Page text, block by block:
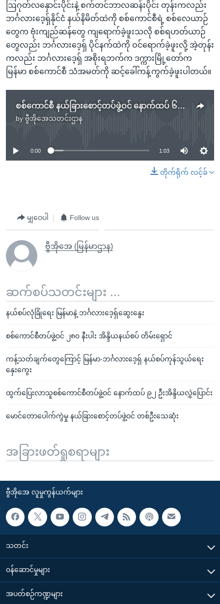
ဩဂုတ်လနှောင်းပိုင်းနဲ့ စက်တင်ဘာလဆန်းပိုင်း တုန်းကလည်း
ဘင်္ဂလားဒေ့ရှ်နိုင်ငံ နယ်နိမိတ်ထဲကို စစ်ကောင်စီရဲ့ စစ်လေယာဉ်
တွေက ဗုံးကျည်ဆန်တွေ ကျရောက်ခဲ့ဖူးသလို စစ်ရဟတ်ယာဉ်
တွေလည်း ဘင်္ဂလားဒေ့ရှ် ပိုင်နက်ထဲကို ဝင်ရောက်ခဲ့ဖူးလို့ အဲ့တုန်း
ကလည်း ဘင်္ဂလားဒေ့ရှ် အစိုးရဘက်က ဒက္ကားမြို့တော်က
မြန်မာ စစ်ကောင်စီ သံအမတ်ကို ဆင့်ခေါ်ကန့်ကွက်ခဲ့ဖူးပါတယ်။
စစ်ကောင်စီ နယ်ခြားစောင့်တပ်ဖွဲ့ဝင် နောက်ထပ် ၆၃ ဦး ဘင်္ဂလားဒေ့ရှ်နိုင်ငံဘက် ထွက်ပြေး
by ဗွီအိုအေသတင်းဌာန
No media source currently available
0:00 1:03
တိုက်ရိုက် လင့်ခ်
မျှဝေပါ Follow us
ဗွီအိုအေ (မြန်မာဌာန)
ဆက်စပ်သတင်းများ ...
နယ်စပ်လုံခြုံရေး မြန်မာနဲ့ ဘင်္ဂလားဒေ့ရှ်ဆွေးနွေး
စစ်ကောင်စီတပ်ဖွဲ့ဝင် ၂၈၀ နီးပါး အိန္ဒိယနယ်စပ် တိမ်းရှောင်
ကန့်သတ်ချက်တွေကြောင့် မြန်မာ-ဘင်္ဂလားဒေ့ရှ် နယ်စပ်ကုန်သွယ်ရေး
နှေးကွေး
ထွက်ပြေးလာသူစစ်ကောင်စီတပ်ဖွဲ့ဝင် နောက်ထပ် ၉၂ ဦးအိန္ဒိယလွှဲပြောင်း
မောင်တောပေါက်ကွဲမှု နယ်ခြားစောင့်တပ်ဖွဲ့ဝင် တစ်ဦးသေဆုံး
အခြားဖတ်ရှုစရာများ
ဗွီအိုအေ လူမှုကွန်ယက်များ
သတင်း
၀န်ဆောင်မှုများ
အပတ်စဉ်ကဏ္ဍများ